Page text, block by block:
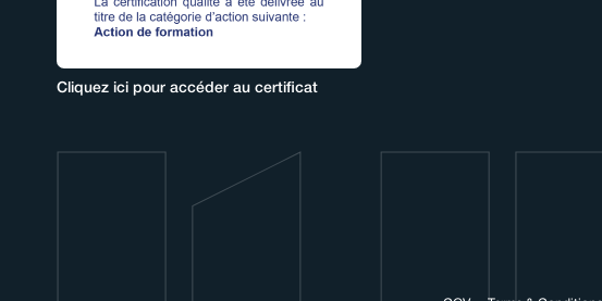
Cliquez ici pour accéder au certificat